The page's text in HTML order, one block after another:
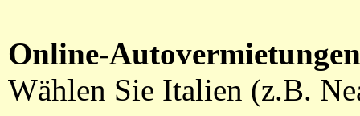
Online-
Wählen Sie Italien (z.B.